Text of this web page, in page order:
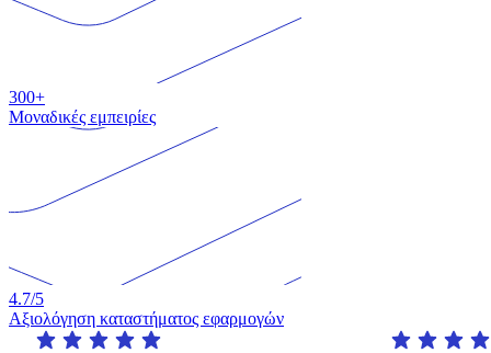
300+
Μοναδικές εμπειρίες
4.7/5
Αξιολόγηση καταστήματος εφαρμογών